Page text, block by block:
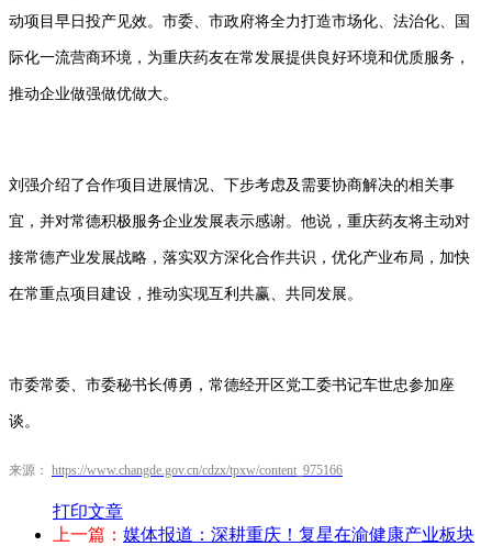
动项目早日投产见效。市委、市政府将全力打造市场化、法治化、国
际化一流营商环境，为重庆药友在常发展提供良好环境和优质服务，
推动企业做强做优做大。
刘强介绍了合作项目进展情况、下步考虑及需要协商解决的相关事
宜，并对常德积极服务企业发展表示感谢。他说，重庆药友将主动对
接常德产业发展战略，落实双方深化合作共识，优化产业布局，加快
在常重点项目建设，推动实现互利共赢、共同发展。
市委常委、市委秘书长傅勇，常德经开区党工委书记车世忠参加座
谈。
来源： https://www.changde.gov.cn/cdzx/tpxw/content_975166
打印文章
上一篇： 媒体报道：深耕重庆！复星在渝健康产业板块